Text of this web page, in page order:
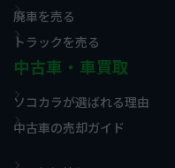
廃車を売る
トラックを売る
中古車・車買取
ソコカラが選ばれる理由
中古車の売却ガイド